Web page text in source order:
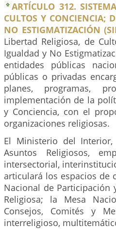
ARTÍCULO 312.
CULTOS Y CONCIENCIA;
NO ESTIGMATIZACIÓN
Libertad Religiosa, de
Igualdad y No
entidades públicas
públicas o privadas
planes, programas,
implementación de la
y Conciencia, con el
organizaciones religiosas.
El Ministerio del
Asuntos Religiosos,
intersectorial,
articulará los espacios de
Nacional de Participación
Religiosa; la Mesa
Consejos, Comités y
interreligioso,